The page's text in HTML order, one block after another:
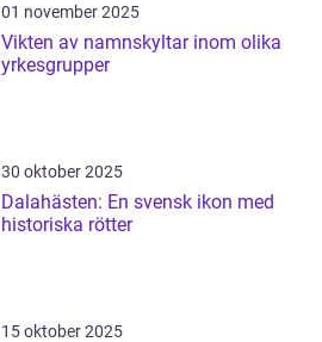
01 november 2025
Vikten av namnskyltar inom olika
yrkesgrupper
30 oktober 2025
Dalahästen: En svensk ikon med
historiska rötter
15 oktober 2025